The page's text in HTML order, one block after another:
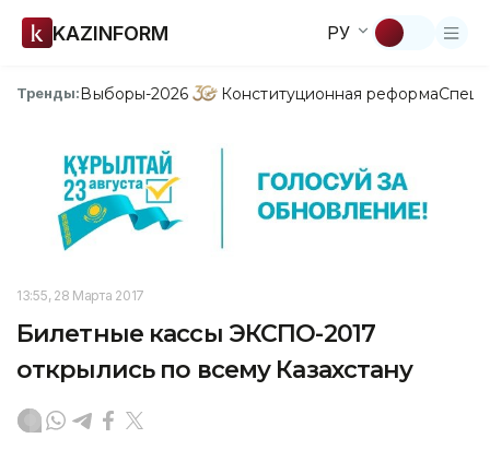
KAZINFORM РУ
Тренды:Выборы-2026 Конституционная реформа
13:55, 28 Марта 2017
Билетные кассы ЭКСПО-2017
открылись по всему Казахстану